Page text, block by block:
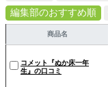
編集部のおすすめ順
商品名
コメット『ぬか床一年
生』の口コミ